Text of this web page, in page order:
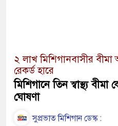
২ লাখ মিশিগানবাসীর বীমা
রেকর্ড হারে
মিশিগানে তিন স্বাস্থ্য
ঘোষণা
সুপ্রভাত মিশিগান ডেস্ক :